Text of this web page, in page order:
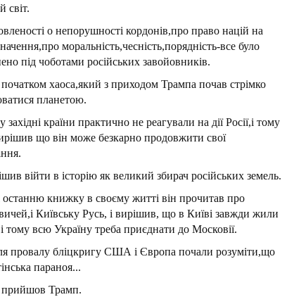
світ.
о непорушності кордонів,про право націй на
моральність,чесність,порядність-все було
під чоботами російських завойовників.
хаоса,який з приходом Трампа почав стрімко
планетою.
країни практично не реагували на дії Росії,і тому
що він може безкарно продовжити свої
війти в історію як великий збирач російських земель.
книжку в своєму житті він прочитав про
Київську Русь, і вирішив, що в Київі завжди жили
тому всю Україну треба приєднати до Московії.
провалу бліцкригу США і Європа почали розуміти,що
параноя...
прийшов Трамп.